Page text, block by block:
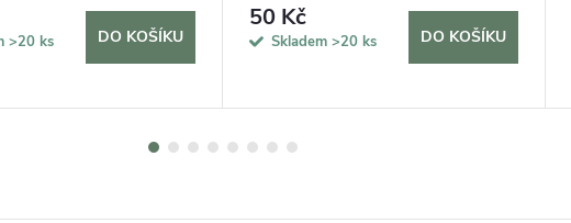
>20 ks DO KOŠÍKU
50 Kč
Skladem >20 ks DO KOŠÍKU